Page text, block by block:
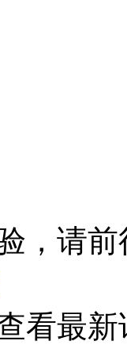
，请
看最